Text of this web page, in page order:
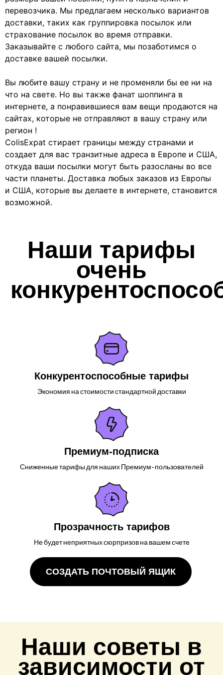
перевозчика. Мы предлагаем несколько вариантов
доставки, таких как группировка посылок или
страхование посылок во время отправки.
Заказывайте с любого сайта, мы позаботимся о
доставке вашей посылки.
Вы любите вашу страну и не променяли бы ее ни на
что на свете. Но вы также фанат шоппинга в
интернете, а понравившиеся вам вещи продаются на
сайтах, которые не отправляют в вашу страну или
регион !
ColisExpat стирает границы между странами и
создает для вас транзитные адреса в Европе и США,
откуда ваши посылки могут быть разосланы во все
части планеты. Доставка любых заказов из Европы
и США, которые вы делаете в интернете, становится
возможной.
Наши тарифы
очень
Конкурентоспособные тарифы
Экономия на стоимости стандартной доставки
Премиум-подписка
Сниженные тарифы для наших Премиум-пользователей
Прозрачность тарифов
Не будет неприятных сюрпризов на вашем счете
СОЗДАТЬ ПОЧТОВЫЙ ЯЩИК
Наши советы в
зависимости от